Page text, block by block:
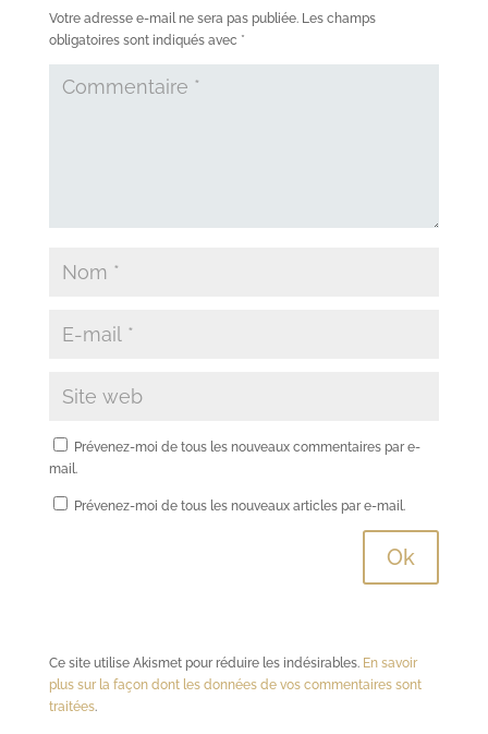
Votre adresse e-mail ne sera pas publiée. Les champs
obligatoires sont indiqués avec *
Prévenez-moi de tous les nouveaux commentaires par e-
mail.
Prévenez-moi de tous les nouveaux articles par e-mail.
Ce site utilise Akismet pour réduire les indésirables. En savoir
plus sur la façon dont les données de vos commentaires sont
traitées.